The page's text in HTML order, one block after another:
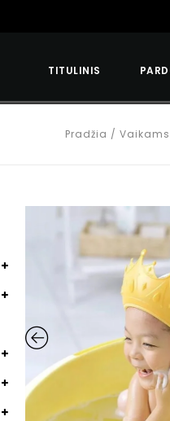
TITULINIS
Pradžia /